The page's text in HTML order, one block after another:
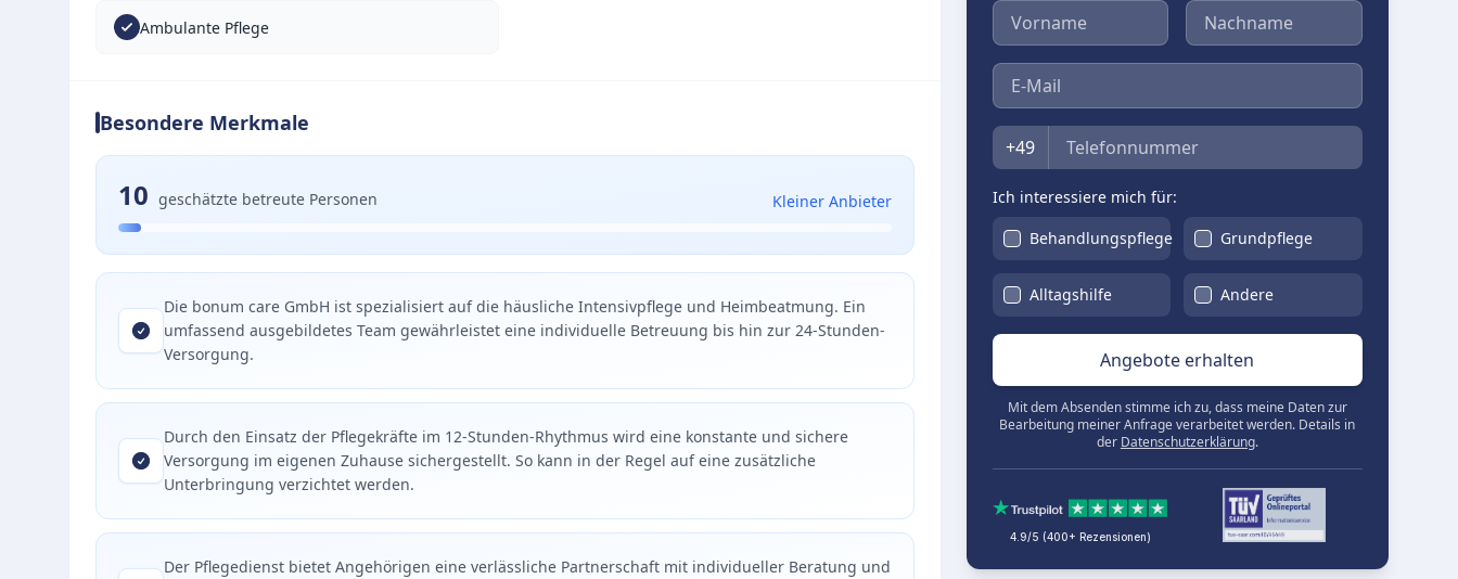
Ambulante Pflege
Besondere Merkmale
10 geschätzte betreute Personen Kleiner Anbieter
Die bonum care GmbH ist spezialisiert auf die häusliche Intensivpflege und Heimbeatmung. Ein
umfassend ausgebildetes Team gewährleistet eine individuelle Betreuung bis hin zur 24-Stunden-
Versorgung.
Durch den Einsatz der Pflegekräfte im 12-Stunden-Rhythmus wird eine konstante und sichere
Versorgung im eigenen Zuhause sichergestellt. So kann in der Regel auf eine zusätzliche
Unterbringung verzichtet werden.
Der Pflegedienst bietet Angehörigen eine verlässliche Partnerschaft mit individueller Beratung und
Vorname Nachname
E-Mail
Telefon
+49
Ich interessiere mich für:
Behandlungspflege
Grundpflege
Alltagshilfe Andere
Angebote erhalten
Mit dem Absenden stimme ich zu, dass meine Daten zur
Bearbeitung meiner Anfrage verarbeitet werden. Details in
der Datenschutzerklärung.
4.9/5 (400+ Rezensionen)